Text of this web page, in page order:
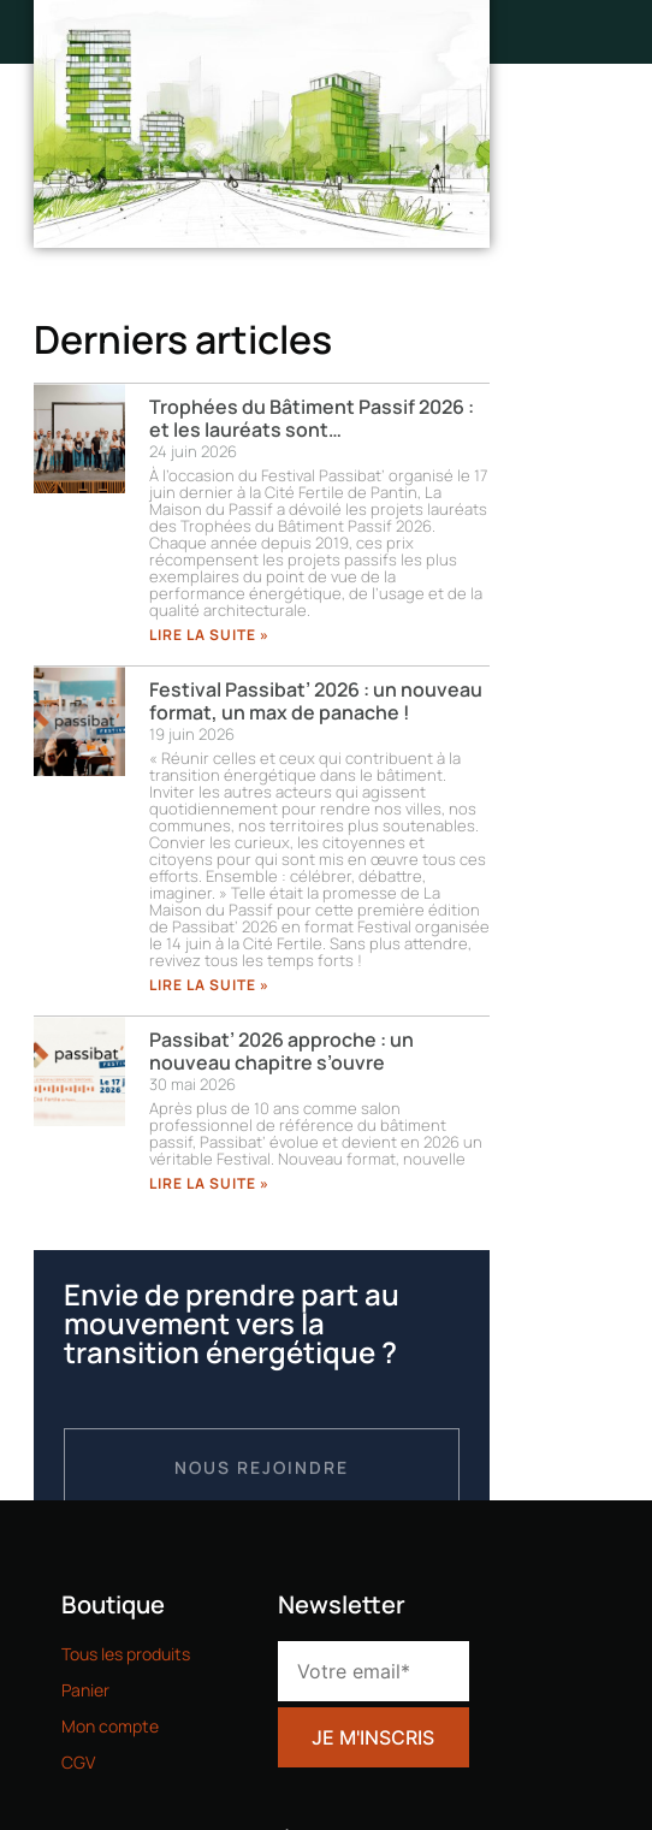
Derniers articles
Trophées du Bâtiment Passif 2026 :
et les lauréats sont…
24 juin 2026
À l’occasion du Festival Passibat’ organisé le 17
juin dernier à la Cité Fertile de Pantin, La
Maison du Passif a dévoilé les projets lauréats
des Trophées du Bâtiment Passif 2026.
Chaque année depuis 2019, ces prix
récompensent les projets passifs les plus
exemplaires du point de vue de la
performance énergétique, de l’usage et de la
qualité architecturale.
LIRE LA SUITE »
Festival Passibat’ 2026 : un nouveau
format, un max de panache !
19 juin 2026
« Réunir celles et ceux qui contribuent à la
transition énergétique dans le bâtiment.
Inviter les autres acteurs qui agissent
quotidiennement pour rendre nos villes, nos
communes, nos territoires plus soutenables.
Convier les curieux, les citoyennes et
citoyens pour qui sont mis en œuvre tous ces
efforts. Ensemble : célébrer, débattre,
imaginer. » Telle était la promesse de La
Maison du Passif pour cette première édition
de Passibat’ 2026 en format Festival organisée
le 14 juin à la Cité Fertile. Sans plus attendre,
revivez tous les temps forts !​
LIRE LA SUITE »
Passibat’ 2026 approche : un
nouveau chapitre s’ouvre
30 mai 2026
Après plus de 10 ans comme salon
professionnel de référence du bâtiment
passif, Passibat’ évolue et devient en 2026 un
véritable Festival. Nouveau format, nouvelle
LIRE LA SUITE »
Envie de prendre part au
mouvement vers la
transition énergétique ?
Boutique
Tous les produits
Panier
Mon compte
CGV
Newsletter